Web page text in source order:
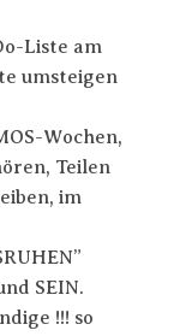
Liste am
umsteigen
Wochen,
Teilen
im
SEIN.
!!! so